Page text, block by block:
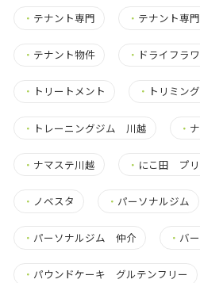
・ テナント専門 ・ テナント専
・ テナント物件 ・ ドライフラ
・ トリートメント ・ トリミン
・ トレーニングジム 川越 ・
・ ナマステ川越 ・ にこ田 プ
・ ノベスタ ・ パーソナルジム
・ パーソナルジム 仲介 ・ バ
・ パウンドケーキ グルテンフリー